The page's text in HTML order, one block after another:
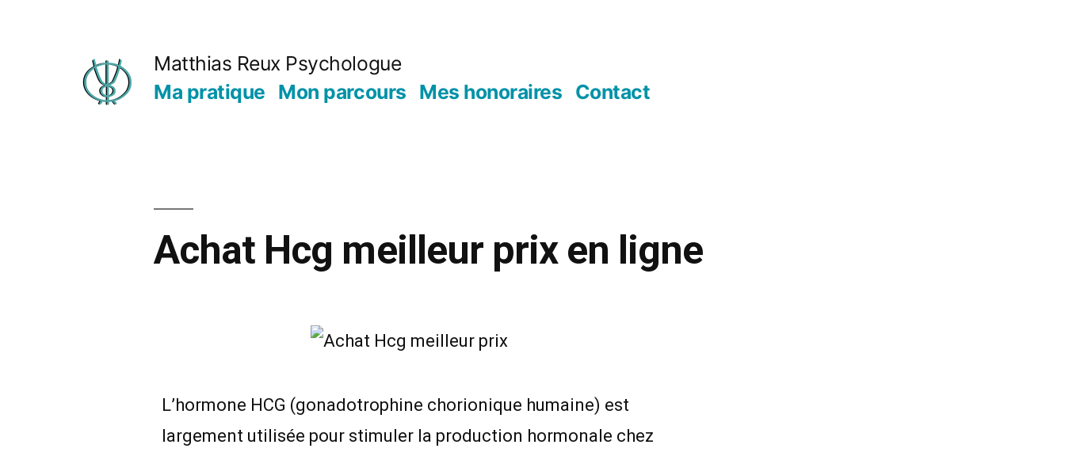
Matthias Reux Psychologue
Ma pratique Mon parcours Mes honoraires Contact
Achat Hcg meilleur prix en ligne
L’hormone HCG (gonadotrophine chorionique humaine) est
largement utilisée pour stimuler la production hormonale chez